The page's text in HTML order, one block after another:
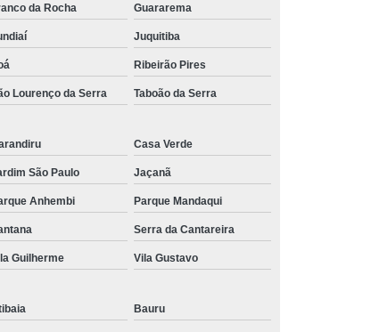
da Rocha Guararema
Juquitiba
Ribeirão Pires
Lourenço da Serra Taboão da Serra
Casa Verde
São Paulo Jaçanã
Anhembi Parque Mandaqui
Serra da Cantareira
Guilherme Vila Gustavo
Bauru